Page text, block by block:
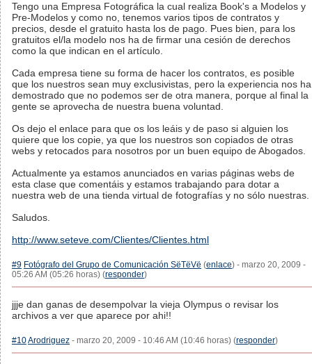
Tengo una Empresa Fotográfica la cual realiza Book's a Modelos y
Pre-Modelos y como no, tenemos varios tipos de contratos y
precios, desde el gratuito hasta los de pago. Pues bien, para los
gratuitos el/la modelo nos ha de firmar una cesión de derechos
como la que indican en el artículo.
Cada empresa tiene su forma de hacer los contratos, es posible
que los nuestros sean muy exclusivistas, pero la experiencia nos ha
demostrado que no podemos ser de otra manera, porque al final la
gente se aprovecha de nuestra buena voluntad.
Os dejo el enlace para que os los leáis y de paso si alguien los
quiere que los copie, ya que los nuestros son copiados de otras
webs y retocados para nosotros por un buen equipo de Abogados.
Actualmente ya estamos anunciados en varias páginas webs de
esta clase que comentáis y estamos trabajando para dotar a
nuestra web de una tienda virtual de fotografías y no sólo nuestras.
Saludos.
http://www.seteve.com/Clientes/Clientes.html
#9 Fotógrafo del Grupo de Comunicación SëTëVë (enlace) - marzo 20, 2009 -
05:26 AM (05:26 horas) (responder)
jjje dan ganas de desempolvar la vieja Olympus o revisar los
archivos a ver que aparece por ahi!!
#10Arodriguez - marzo 20, 2009 - 10:46 AM (10:46 horas) (responder)